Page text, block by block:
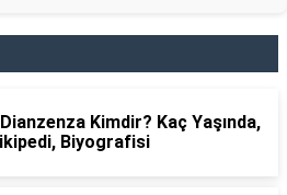
Kimdir? Kaç Yaşında,
Biyografisi